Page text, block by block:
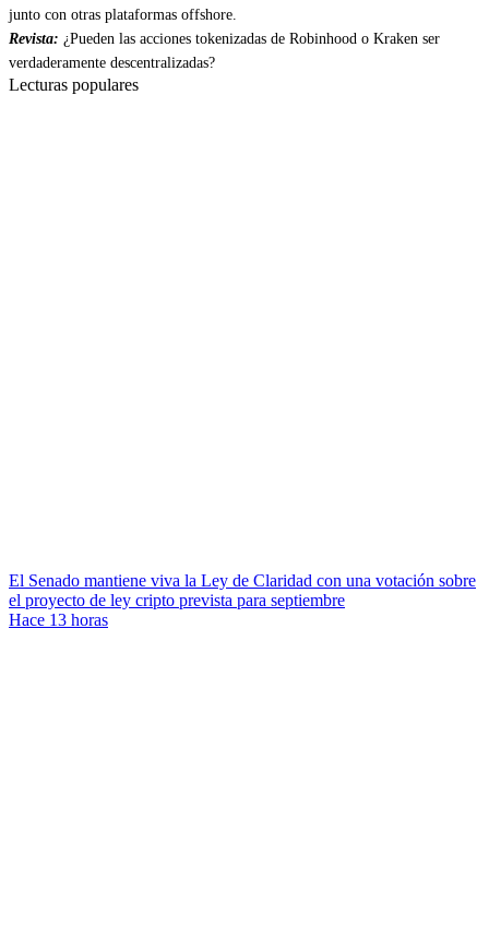
junto con otras plataformas offshore.
Revista: ¿Pueden las acciones tokenizadas de Robinhood o Kraken ser
verdaderamente descentralizadas?
Lecturas populares
El Senado mantiene viva la Ley de Claridad con una votación sobre
el proyecto de ley cripto prevista para septiembre
Hace 13 horas